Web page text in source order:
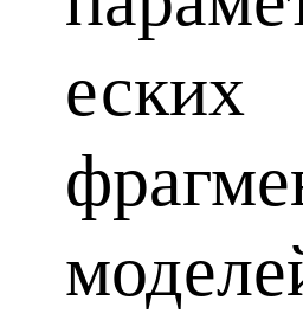
еских